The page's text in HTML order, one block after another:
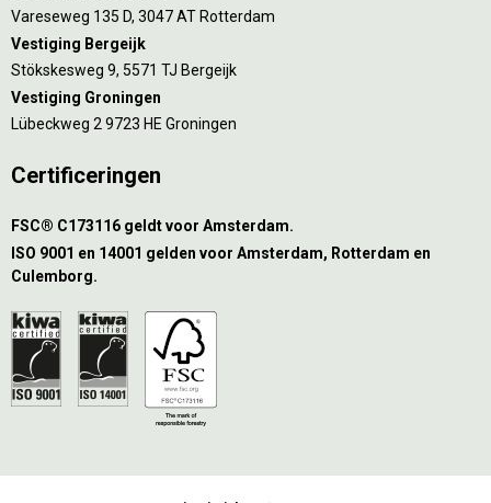
Vareseweg 135 D, 3047 AT Rotterdam
Vestiging Bergeijk
Stökskesweg 9, 5571 TJ Bergeijk
Vestiging Groningen
Lübeckweg 2 9723 HE Groningen
Certificeringen
FSC® C173116 geldt voor Amsterdam.
ISO 9001 en 14001 gelden voor Amsterdam, Rotterdam en
Culemborg.